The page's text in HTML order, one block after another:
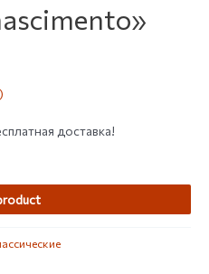
доставка!